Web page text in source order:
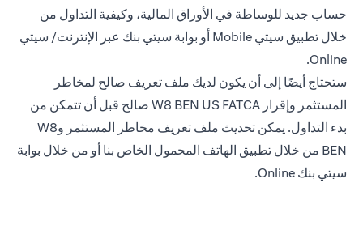
حساب جديد للوساطة في الأوراق المالية، وكيفية التداول من
خلال تطبيق سيتي Mobile أو بوابة سيتي بنك عبر الإنترنت/ سيتي
Online.
ستحتاج أيضًا إلى أن يكون لديك ملف تعريف صالح لمخاطر
المستثمر وإقرار W8 BEN US FATCA صالح قبل أن تتمكن من
بدء التداول. يمكن تحديث ملف تعريف مخاطر المستثمر وW8
BEN من خلال تطبيق الهاتف المحمول الخاص بنا أو من خلال بوابة
سيتي بنك Online.